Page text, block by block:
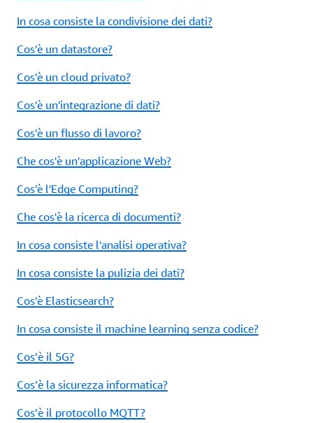
In cosa consiste la condivisione dei dati?
Cos'è un datastore?
Cos'è un cloud privato?
Cos'è un'integrazione di dati?
Cos'è un flusso di lavoro?
Che cos'è un'applicazione Web?
Cos'è l'Edge Computing?
Che cos'è la ricerca di documenti?
In cosa consiste l'analisi operativa?
In cosa consiste la pulizia dei dati?
Cos'è Elasticsearch?
In cosa consiste il machine learning senza codice?
Cos’è il 5G?
Cos’è la sicurezza informatica?
Cos’è il protocollo MQTT?